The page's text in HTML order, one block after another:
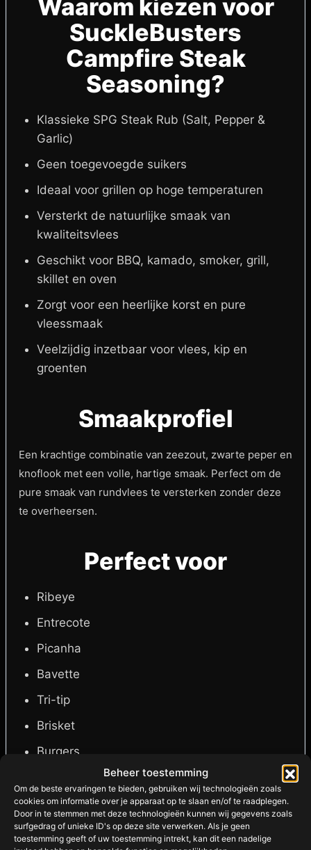
Beheer toestemming
Om de beste ervaringen te bieden, gebruiken wij technologieën zoals
cookies om informatie over je apparaat op te slaan en/of te raadplegen.
Door in te stemmen met deze technologieën kunnen wij gegevens zoals
surfgedrag of unieke ID's op deze site verwerken. Als je geen
toestemming geeft of uw toestemming intrekt, kan dit een nadelige
Waarom kiezen voor
SuckleBusters
Campfire Steak
Seasoning?
Klassieke SPG Steak Rub (Salt, Pepper &
Garlic)
Geen toegevoegde suikers
Ideaal voor grillen op hoge temperaturen
Versterkt de natuurlijke smaak van
kwaliteitsvlees
Geschikt voor BBQ, kamado, smoker, grill,
skillet en oven
Zorgt voor een heerlijke korst en pure
vleessmaak
Veelzijdig inzetbaar voor vlees, kip en
groenten
Smaakprofiel
Een krachtige combinatie van zeezout, zwarte peper en
knoflook met een volle, hartige smaak. Perfect om de
pure smaak van rundvlees te versterken zonder deze
te overheersen.
Perfect voor
Ribeye
Entrecote
Picanha
Bavette
Tri-tip
Brisket
Burgers
Varkensvlees
Gegrilde groenten